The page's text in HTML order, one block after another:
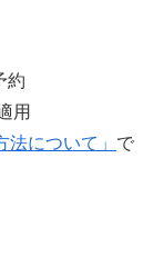
約
用
法について」 で